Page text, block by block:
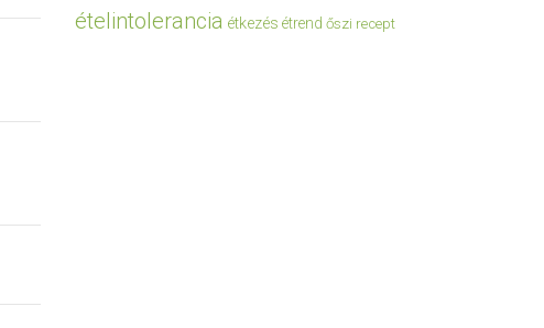
ételintolerancia étkezés étrend őszi recept